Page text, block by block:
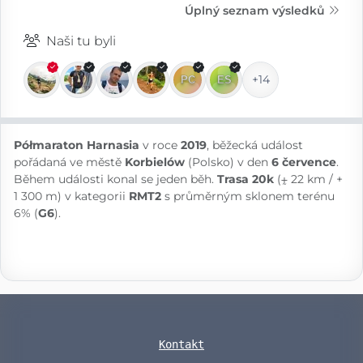
Úplný seznam výsledků
Naši tu byli
+14
Półmaraton Harnasia v roce 2019, běžecká událost
pořádaná ve městě Korbielów (Polsko) v den 6 července.
Během události konal se jeden běh. Trasa 20k (⨦ 22 km / +
1 300 m) v kategorii RMT2 s průměrným sklonem terénu
6% (G6).
Kontakt